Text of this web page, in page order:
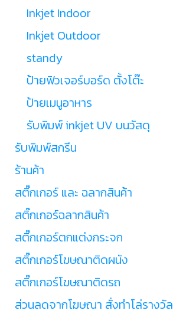
Inkjet Indoor
Inkjet Outdoor
standy
ป้ายฟิวเจอร์บอร์ด ตั้งโต๊ะ
ป้ายเมนูอาหาร
รับพิมพ์ inkjet UV บนวัสดุ
รับพิมพ์สกรีน
ร้านค้า
สติ๊กเกอร์ และ ฉลากสินค้า
สติ๊กเกอร์ฉลากสินค้า
สติ๊กเกอร์ตกแต่งกระจก
สติ๊กเกอร์โฆษณาติดผนัง
สติ๊กเกอร์โฆษณาติดรถ
ส่วนลดจากโฆษณา สั่งทำโล่รางวัล